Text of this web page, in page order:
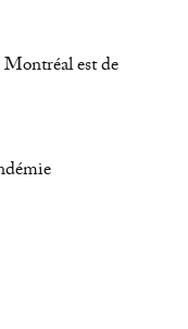
est de